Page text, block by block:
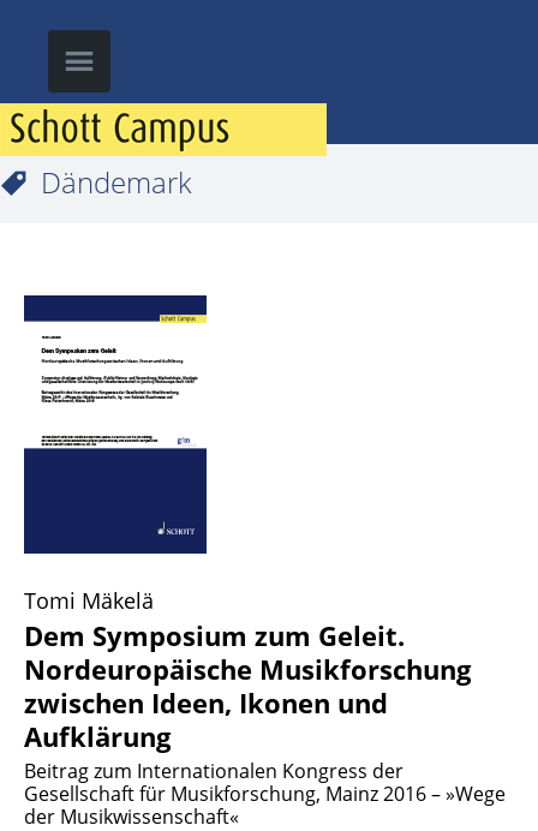
Dändemark
Tomi Mäkelä
Dem Symposium zum Geleit.
Nordeuropäische Musikforschung
zwischen Ideen, Ikonen und
Aufklärung
Beitrag zum Internationalen Kongress der
Gesellschaft für Musikforschung, Mainz 2016 – »Wege
der Musikwissenschaft«